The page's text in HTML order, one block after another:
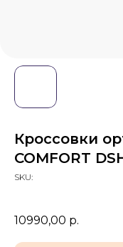
Кроссовки
COMFORT
SKU:
10990,00 р.